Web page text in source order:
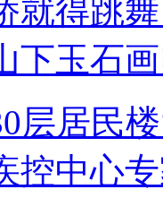
就得跳
下玉石
层居民
控中心